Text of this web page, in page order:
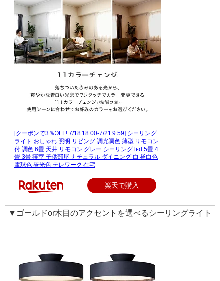
[クーポンで3％OFF! 7/18 18:00-7/21 9:59] シーリング
ライト おしゃれ 照明 リビング 調光調色 薄型 リモコン
付 調色 6畳 天井 リモコン グレー シーリング led 5畳 4
畳 3畳 寝室 子供部屋 ナチュラル ダイニング 白 昼白色
電球色 昼光色 テレワーク 在宅
楽天で購入
▼ゴールドor木目のアクセントを選べるシーリングライト